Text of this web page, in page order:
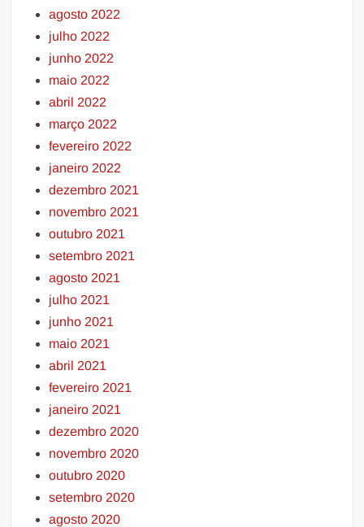
agosto 2022
julho 2022
junho 2022
maio 2022
abril 2022
março 2022
fevereiro 2022
janeiro 2022
dezembro 2021
novembro 2021
outubro 2021
setembro 2021
agosto 2021
julho 2021
junho 2021
maio 2021
abril 2021
fevereiro 2021
janeiro 2021
dezembro 2020
novembro 2020
outubro 2020
setembro 2020
agosto 2020